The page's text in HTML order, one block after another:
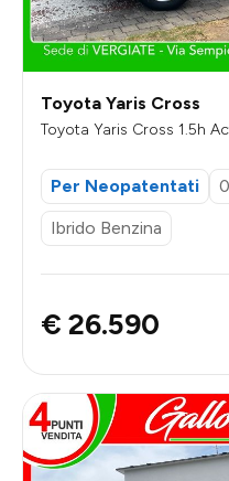
Toyota Yaris Cross
Toyota Yaris Cross 1.5h
Per Neopatentati
Ibrido Benzina
€ 26.590